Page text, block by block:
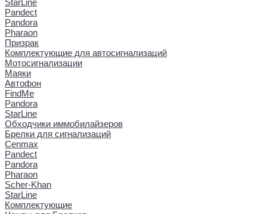
Pandect
Pandora
Pharaon
Призрак
Комплектующие для автосигнализаций
Мотосигнализации
Маяки
Автофон
FindMe
Pandora
StarLine
Обходчики иммобилайзеров
Брелки для сигнализаций
Cenmax
Pandect
Pandora
Pharaon
Scher-Khan
StarLine
Комплектующие